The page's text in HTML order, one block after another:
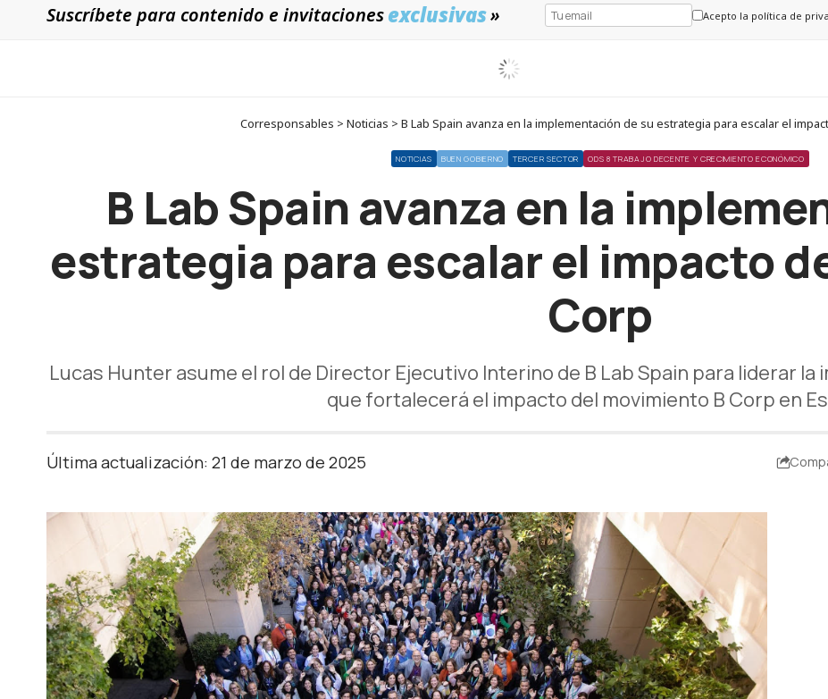
Suscríbete para contenido e invitacionesexclusivas» Acepto la política de
Corresponsables > Noticias > B Lab Spain avanza en la implementación de su estrategia para escalar el
NOTICIAS BUEN GOBIERNO TERCER SECTOR ODS 8 TRABAJO DECENTE Y CRECIMIENTO ECONÓMICO
B Lab Spain avanza en la
estrategia para escalar el impacto
Corp
Lucas Hunter asume el rol de Director Ejecutivo Interino de B Lab Spain para liderar
que fortalecerá el impacto del movimiento B Corp en
Última actualización: 21 de marzo de 2025